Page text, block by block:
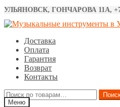
УЛЬЯНОВСК, ГОНЧАРОВА 11А,
Перейти
навигации
Перейти
содержимому
Доставка
Оплата
Гарантия
Возврат
Контакты
Искать:
Меню